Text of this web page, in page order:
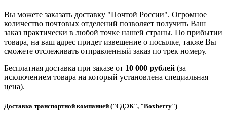
Вы можете заказать доставку "Почтой России". Огромное
количество почтовых отделений позволяет получить Ваш
заказ практически в любой точке нашей страны. По прибытии
товара, на ваш адрес придет извещение о посылке, также Вы
сможете отслеживать отправленный заказ по трек номеру.
Бесплатная доставка при заказе от 10 000 рублей (за
исключением товара на который установлена специальная
цена).
Доставка транспортной компанией ("СДЭК", "Boxberry")